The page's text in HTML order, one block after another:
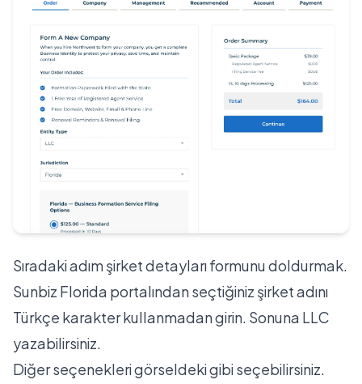
Sıradaki adım şirket detayları formunu doldurmak.
Sunbiz Florida portalındanseçtiğiniz şirket adını
Türkçe karakter kullanmadan girin. Sonuna LLC
yazabilirsiniz.
Diğer seçenekleri görseldeki gibi seçebilirsiniz.